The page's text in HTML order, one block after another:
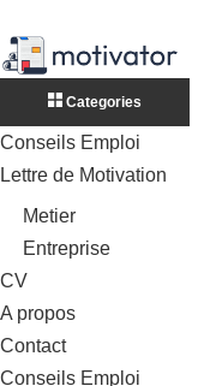
Categories
Conseils Emploi
Lettre de Motivation
Metier
Entreprise
CV
A propos
Contact
Conseils Emploi